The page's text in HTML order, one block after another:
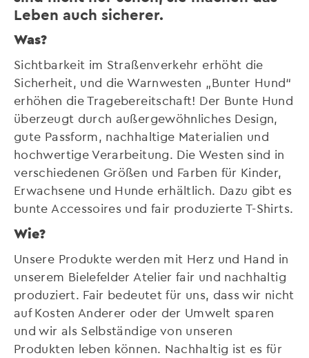
Leben auch sicherer.
Was?
Sichtbarkeit im Straßenverkehr erhöht die
Sicherheit, und die Warnwesten „Bunter Hund“
erhöhen die Tragebereitschaft! Der Bunte Hund
überzeugt durch außergewöhnliches Design,
gute Passform, nachhaltige Materialien und
hochwertige Verarbeitung. Die Westen sind in
verschiedenen Größen und Farben für Kinder,
Erwachsene und Hunde erhältlich. Dazu gibt es
bunte Accessoires und fair produzierte T-Shirts.
Wie?
Unsere Produkte werden mit Herz und Hand in
unserem Bielefelder Atelier fair und nachhaltig
produziert. Fair bedeutet für uns, dass wir nicht
auf Kosten Anderer oder der Umwelt sparen
und wir als Selbständige von unseren
Produkten leben können. Nachhaltig ist es für